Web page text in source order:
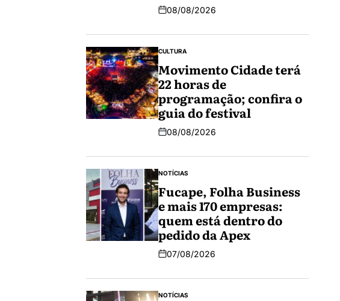
08/08/2026
CULTURA
Movimento Cidade terá
22 horas de
programação; confira o
guia do festival
08/08/2026
NOTÍCIAS
Fucape, Folha Business
e mais 170 empresas:
quem está dentro do
pedido da Apex
07/08/2026
NOTÍCIAS